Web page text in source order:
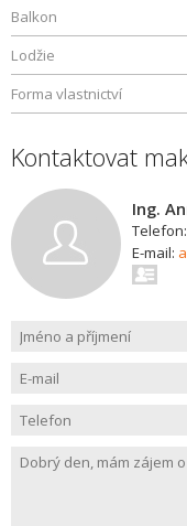
Balkon
Lodžie
Forma vlastnictví
Kontaktovat
Ing.
E-mail: